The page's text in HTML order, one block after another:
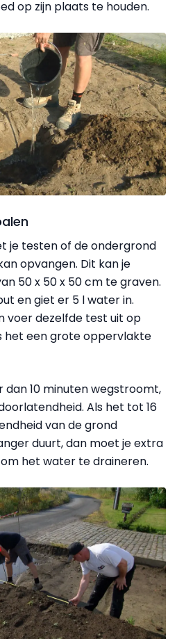
op zijn plaats te houden.
je testen of de ondergrond
opvangen. Dit kan je
50 x 50 x 50 cm te graven.
en giet er 5 l water in.
voer dezelfde test uit op
het een grote oppervlakte
dan 10 minuten wegstroomt,
Als het tot 16
van de grond
duurt, dan moet je extra
het water te draineren.